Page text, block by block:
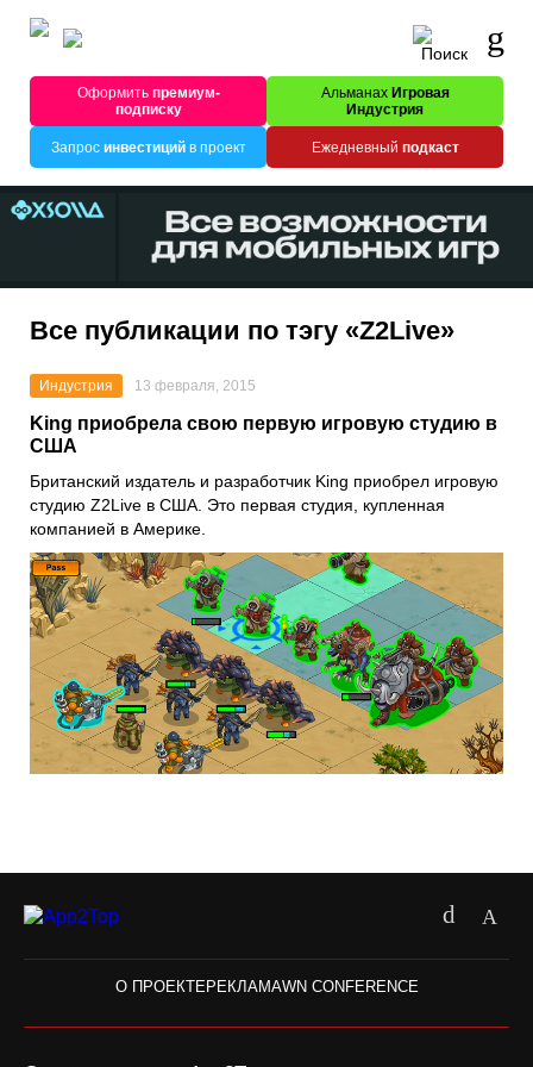
Оформитьпремиум-
подписку
Альманах Игровая
Индустрия
Запрос инвестицийв проект Ежедневный подкаст
Все публикации по тэгу «Z2Live»
Индустрия 13 февраля, 2015
King приобрела свою первую игровую студию в
США
Британский издатель и разработчик King приобрел игровую
студию Z2Live в США. Это первая студия, купленная
компанией в Америке.
О ПРОЕКТЕРЕКЛАМАWN CONFERENCE